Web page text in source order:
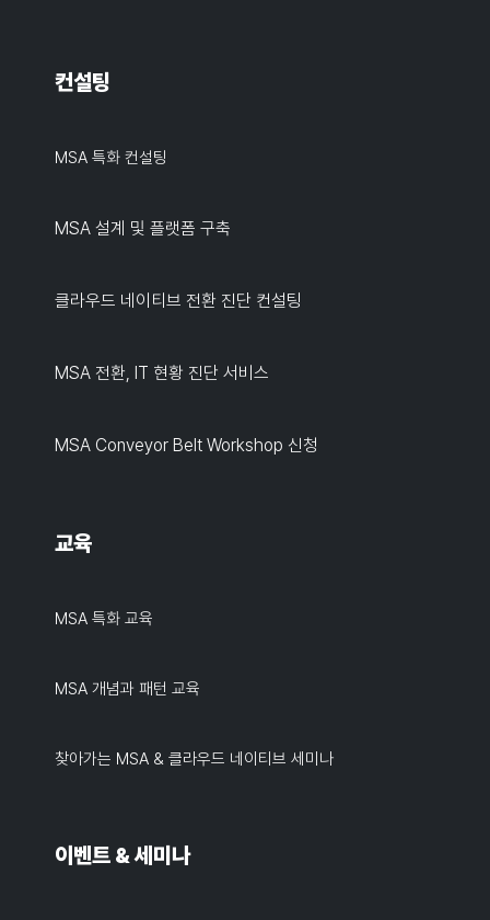
컨설팅
MSA 특화 컨설팅
MSA 설계 및 플랫폼 구축
클라우드 네이티브 전환 진단 컨설팅
MSA 전환, IT 현황 진단 서비스
MSA Conveyor Belt Workshop 신청
교육
MSA 특화 교육
MSA 개념과 패턴 교육
찾아가는 MSA & 클라우드 네이티브 세미나
이벤트 & 세미나